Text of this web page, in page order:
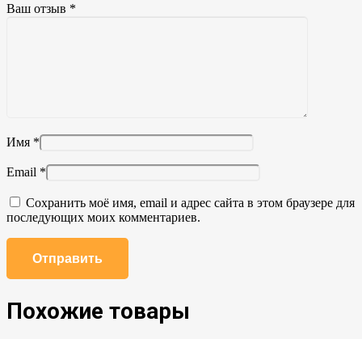
Ваш отзыв *
Имя *
Email *
Сохранить моё имя, email и адрес сайта в этом браузере для
последующих моих комментариев.
Похожие товары